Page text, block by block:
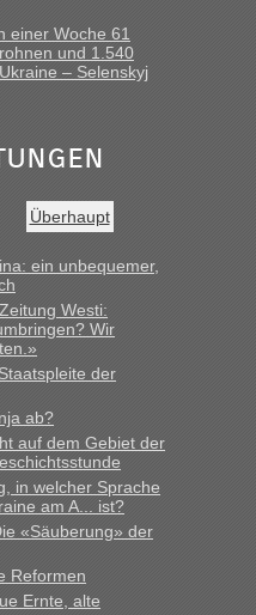
• Re: An welchem
der Ukraine geht es am
Pass dabei waren“
• Re: An welchem
der Ukraine geht es am
in Urgyniw ausgereist,
ca. 15 Fahrzeuge
egal, nach ca 20
An welchem
der Ukraine geht es am
den Grenzen Ukraine/
10 h Wartezeit. Wollen
früh.“
einer Woche 61
und 1.540
– Selenskyj
Überhaupt
ein unbequemer,
Westi:
Wir
der
ab?
auf dem Gebiet der
in welcher Sprache
am A... ist?
«Säuberung» der
Reformen
Ernte, alte